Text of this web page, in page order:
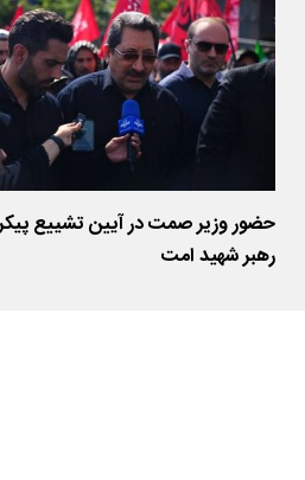
حضور وزیر صمت در آیین تشییع
رهبر شهید امت